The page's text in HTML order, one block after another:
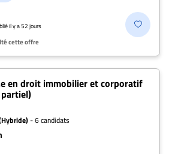
il y a 52 jours
cette offre
en droit immobilier et corporatif
- 6 candidats